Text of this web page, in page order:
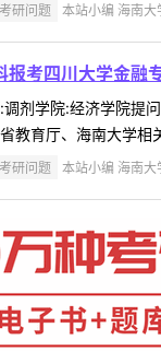
研问题 本站小编 海南
报考四川大学金融
调剂学院:经济学院提
教育厅、海南大学相
研问题 本站小编 海南